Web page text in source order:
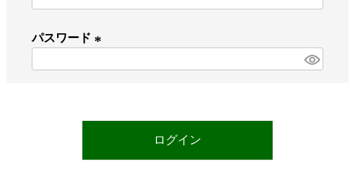
パスワード
)
ログイン